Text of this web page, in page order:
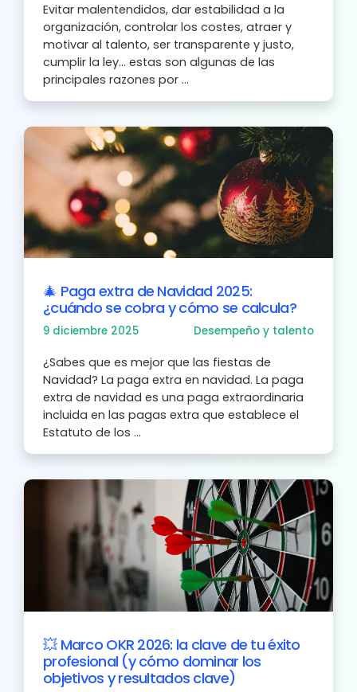
Evitar malentendidos, dar estabilidad a la
organización, controlar los costes, atraer y
motivar al talento, ser transparente y justo,
cumplir la ley… estas son algunas de las
principales razones por ...
🎄 Paga extra de Navidad 2025:
¿cuándo se cobra y cómo se calcula?
9 diciembre 2025 Desempeño y talento
¿Sabes que es mejor que las fiestas de
Navidad? La paga extra en navidad. La paga
extra de navidad es una paga extraordinaria
incluida en las pagas extra que establece el
Estatuto de los ...
💥 Marco OKR 2026: la clave de tu éxito
profesional (y cómo dominar los
objetivos y resultados clave)